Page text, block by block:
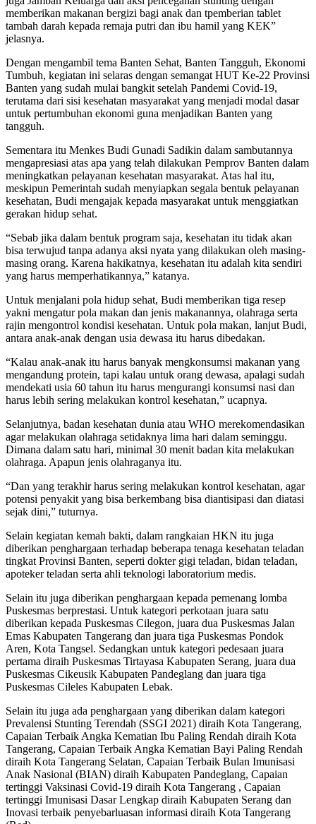
memberikan makanan bergizi bagi anak dan tpemberian tablet
tambah darah kepada remaja putri dan ibu hamil yang KEK”
jelasnya.
Dengan mengambil tema Banten Sehat, Banten Tangguh, Ekonomi
Tumbuh, kegiatan ini selaras dengan semangat HUT Ke-22 Provinsi
Banten yang sudah mulai bangkit setelah Pandemi Covid-19,
terutama dari sisi kesehatan masyarakat yang menjadi modal dasar
untuk pertumbuhan ekonomi guna menjadikan Banten yang
tangguh.
Sementara itu Menkes Budi Gunadi Sadikin dalam sambutannya
mengapresiasi atas apa yang telah dilakukan Pemprov Banten dalam
meningkatkan pelayanan kesehatan masyarakat. Atas hal itu,
meskipun Pemerintah sudah menyiapkan segala bentuk pelayanan
kesehatan, Budi mengajak kepada masyarakat untuk menggiatkan
gerakan hidup sehat.
“Sebab jika dalam bentuk program saja, kesehatan itu tidak akan
bisa terwujud tanpa adanya aksi nyata yang dilakukan oleh masing-
masing orang. Karena hakikatnya, kesehatan itu adalah kita sendiri
yang harus memperhatikannya,” katanya.
Untuk menjalani pola hidup sehat, Budi memberikan tiga resep
yakni mengatur pola makan dan jenis makanannya, olahraga serta
rajin mengontrol kondisi kesehatan. Untuk pola makan, lanjut Budi,
antara anak-anak dengan usia dewasa itu harus dibedakan.
“Kalau anak-anak itu harus banyak mengkonsumsi makanan yang
mengandung protein, tapi kalau untuk orang dewasa, apalagi sudah
mendekati usia 60 tahun itu harus mengurangi konsumsi nasi dan
harus lebih sering melakukan kontrol kesehatan,” ucapnya.
Selanjutnya, badan kesehatan dunia atau WHO merekomendasikan
agar melakukan olahraga setidaknya lima hari dalam seminggu.
Dimana dalam satu hari, minimal 30 menit badan kita melakukan
olahraga. Apapun jenis olahraganya itu.
“Dan yang terakhir harus sering melakukan kontrol kesehatan, agar
potensi penyakit yang bisa berkembang bisa diantisipasi dan diatasi
sejak dini,” tuturnya.
Selain kegiatan kemah bakti, dalam rangkaian HKN itu juga
diberikan penghargaan terhadap beberapa tenaga kesehatan teladan
tingkat Provinsi Banten, seperti dokter gigi teladan, bidan teladan,
apoteker teladan serta ahli teknologi laboratorium medis.
Selain itu juga diberikan penghargaan kepada pemenang lomba
Puskesmas berprestasi. Untuk kategori perkotaan juara satu
diberikan kepada Puskesmas Cilegon, juara dua Puskesmas Jalan
Emas Kabupaten Tangerang dan juara tiga Puskesmas Pondok
Aren, Kota Tangsel. Sedangkan untuk kategori pedesaan juara
pertama diraih Puskesmas Tirtayasa Kabupaten Serang, juara dua
Puskesmas Cikeusik Kabupaten Pandeglang dan juara tiga
Puskesmas Cileles Kabupaten Lebak.
Selain itu juga ada penghargaan yang diberikan dalam kategori
Prevalensi Stunting Terendah (SSGI 2021) diraih Kota Tangerang,
Capaian Terbaik Angka Kematian Ibu Paling Rendah diraih Kota
Tangerang, Capaian Terbaik Angka Kematian Bayi Paling Rendah
diraih Kota Tangerang Selatan, Capaian Terbaik Bulan Imunisasi
Anak Nasional (BIAN) diraih Kabupaten Pandeglang, Capaian
tertinggi Vaksinasi Covid-19 diraih Kota Tangerang , Capaian
tertinggi Imunisasi Dasar Lengkap diraih Kabupaten Serang dan
Inovasi terbaik penyebarluasan informasi diraih Kota Tangerang